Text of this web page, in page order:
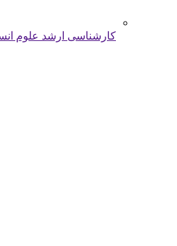
کارشناسی ارشد علوم